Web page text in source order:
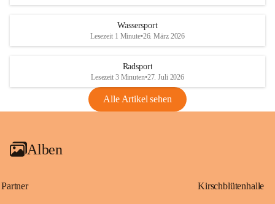
Anhang VBl. EU Nr. 18
1 Seite•1,4 MB
VBl. EU Nr. 18_2026
Wassersport
Lesezeit 1 Minute•26. März 2026
Radsport
Lesezeit 3 Minuten•27. Juli 2026
Alle Artikel sehen
Alben
Partner Kirschblütenhalle